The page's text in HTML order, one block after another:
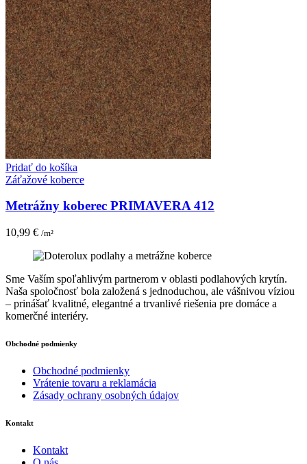
Pridať do košíka
Záťažové koberce
Metrážny koberec PRIMAVERA 412
10,99 € /m²
Sme Vaším spoľahlivým partnerom v oblasti podlahových krytín.
Naša spoločnosť bola založená s jednoduchou, ale vášnivou víziou
– prinášať kvalitné, elegantné a trvanlivé riešenia pre domáce a
komerčné interiéry.
Obchodné podmienky
Obchodné podmienky
Vrátenie tovaru a reklamácia
Zásady ochrany osobných údajov
Kontakt
Kontakt